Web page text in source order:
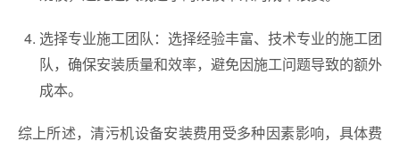
选择专业施工团队：选择经验丰富、技术专业的施工团
队，确保安装质量和效率，避免因施工问题导致的额外
成本。
综上所述，清污机设备安装费用受多种因素影响，具体费